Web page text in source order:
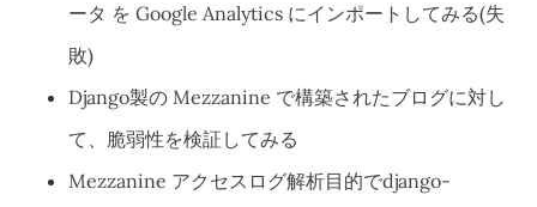
ータ を Google Analytics にインポートしてみる(失
敗)
Django製の Mezzanine で構築されたブログに対し
て、脆弱性を検証してみる
Mezzanine アクセスログ解析目的でdjango-